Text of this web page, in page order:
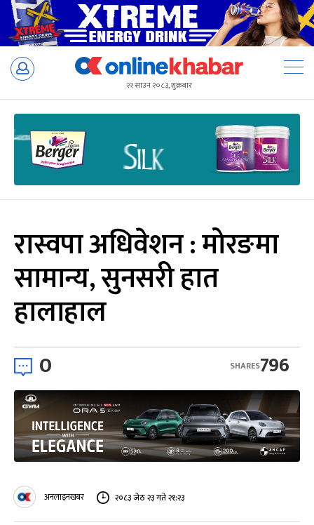
Skip
२२ साउन २०८३, शुक्रबार
रास्वपा अधिवेशन : मोरङमा
सामान्य, सुनसरी हात
हालाहाल
0 796
SHARES
अनलाइनखबर २०८३ जेठ २३ गते २१:२३